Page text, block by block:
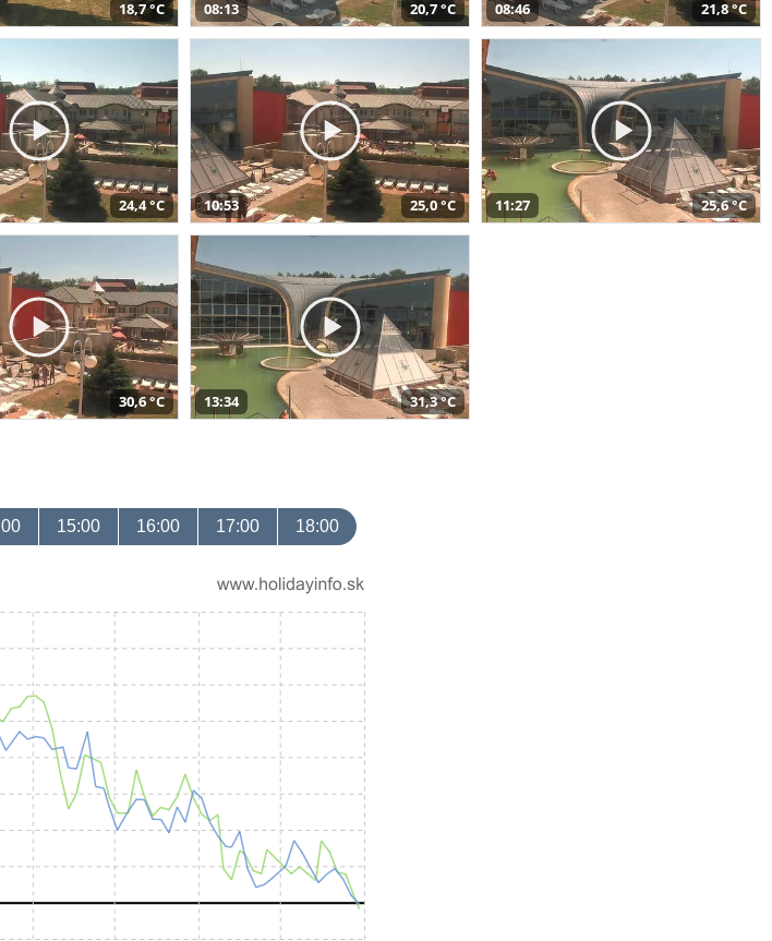
18,7 °C 08:13 20,7 °C 08:46 21,8 °C
24,4 °C 10:53 25,0 °C 11:27 25,6 °C
30,6 °C 13:34 31,3 °C
15:00 16:00 17:00 18:00